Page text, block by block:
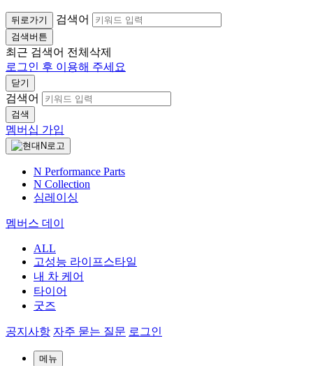
뒤로가기 검색어
검색버튼
최근 검색어 전체삭제
로그인 후 이용해 주세요
닫기
검색어
검색
멤버십 가입
N Performance Parts
N Collection
심레이싱
멤버스 데이
ALL
고성능 라이프스타일
내 차 케어
타이어
굿즈
공지사항 자주 묻는 질문 로그인
메뉴